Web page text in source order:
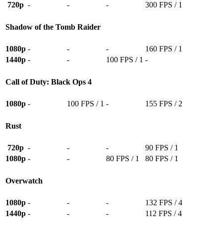
720p - - - 300 FPS / 1
Shadow of the Tomb Raider
1080p - - -
160 FPS / 1
1440p - - 100 FPS / 1 -
Call of Duty: Black Ops 4
1080p - 100 FPS / 1 - 155 FPS / 2
Rust
720p - - -
90 FPS / 1
1080p - - 80 FPS / 1 80 FPS / 1
Overwatch
1080p - - -
132 FPS / 4
1440p - - - 112 FPS / 4